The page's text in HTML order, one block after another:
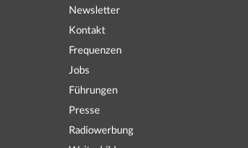
Newsletter
Kontakt
Frequenzen
Jobs
Führungen
Presse
Radiowerbung